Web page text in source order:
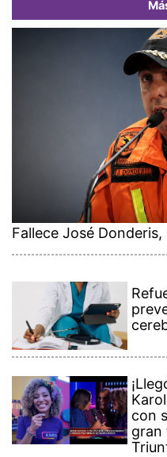
Fallece José
con
gran